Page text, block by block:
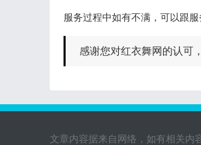
服务过程中如有不满，可以跟
感谢您对红衣舞网的认可
文章内容据来自网络，如有相关内